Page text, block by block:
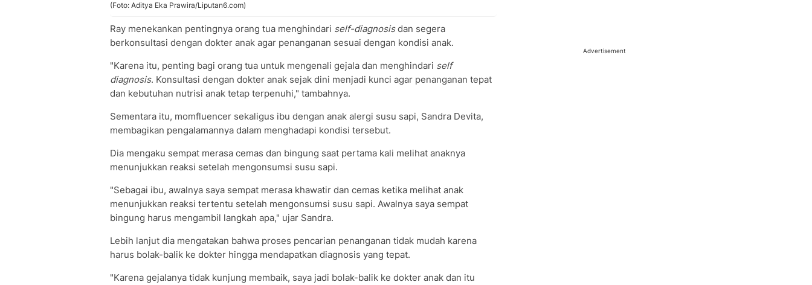
(Foto: Aditya Eka Prawira/Liputan6.com)
Ray menekankan pentingnya orang tua menghindari self-diagnosisdan segera
berkonsultasi dengan dokter anak agar penanganan sesuai dengan kondisi anak.
"Karena itu, penting bagi orang tua untuk mengenali gejala dan menghindari self
diagnosis. Konsultasi dengan dokter anak sejak dini menjadi kunci agar penanganan tepat
dan kebutuhan nutrisi anak tetap terpenuhi," tambahnya.
Sementara itu, momfluencer sekaligus ibu dengan anak alergi susu sapi, Sandra Devita,
membagikan pengalamannya dalam menghadapi kondisi tersebut.
Dia mengaku sempat merasa cemas dan bingung saat pertama kali melihat anaknya
menunjukkan reaksi setelah mengonsumsi susu sapi.
"Sebagai ibu, awalnya saya sempat merasa khawatir dan cemas ketika melihat anak
menunjukkan reaksi tertentu setelah mengonsumsi susu sapi. Awalnya saya sempat
bingung harus mengambil langkah apa," ujar Sandra.
Lebih lanjut dia mengatakan bahwa proses pencarian penanganan tidak mudah karena
harus bolak-balik ke dokter hingga mendapatkan diagnosis yang tepat.
"Karena gejalanya tidak kunjung membaik, saya jadi bolak-balik ke dokter anak dan itu
Advertisement